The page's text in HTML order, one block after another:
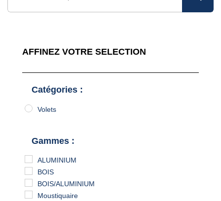
AFFINEZ VOTRE SELECTION
Catégories :
Volets
Gammes :
ALUMINIUM
BOIS
BOIS/ALUMINIUM
Moustiquaire